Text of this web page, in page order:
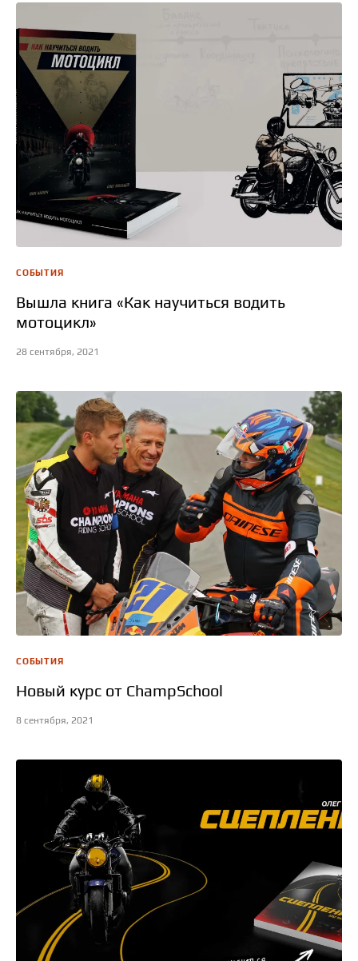
СОБЫТИЯ
Вышла книга «Как научиться водить
мотоцикл»
28 сентября, 2021
СОБЫТИЯ
Новый курс от ChampSchool
8 сентября, 2021